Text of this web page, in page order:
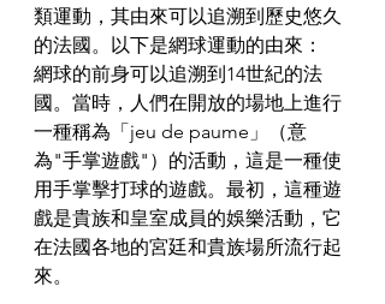
類運動，其由來可以追溯到歷史悠久
的法國。以下是網球運動的由來：
網球的前身可以追溯到14世紀的法
國。當時，人們在開放的場地上進行
一種稱為「jeu de paume」（意
為"手掌遊戲"）的活動，這是一種使
用手掌擊打球的遊戲。最初，這種遊
戲是貴族和皇室成員的娛樂活動，它
在法國各地的宮廷和貴族場所流行起
來。